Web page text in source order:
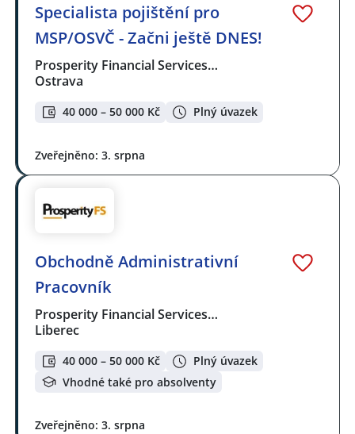
Specialista pojištění pro
MSP/OSVČ - Začni ještě DNES!
Prosperity Financial Services…
Ostrava
40 000 – 50 000 Kč Plný úvazek
Zveřejněno: 3. srpna
Obchodně Administrativní
Pracovník
Prosperity Financial Services…
Liberec
40 000 – 50 000 Kč
Plný úvazek
Vhodné také pro absolventy
Zveřejněno: 3. srpna